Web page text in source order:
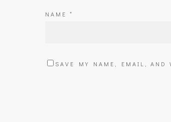
NAME *
SAVE MY NAME, EMAIL, AND